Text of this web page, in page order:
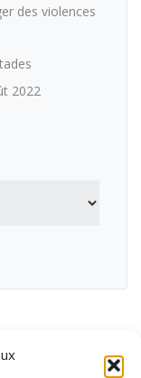
des violences
2022